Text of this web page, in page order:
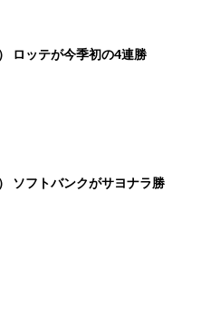
ロッテが今季初の4連勝
ソフトバンクがサヨナラ勝